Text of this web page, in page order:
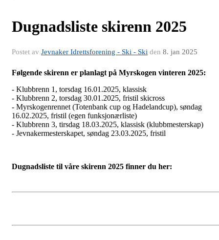
Dugnadsliste skirenn 2025
Postet av Jevnaker Idrettsforening - Ski - Ski den 8. jan 2025
Følgende skirenn er planlagt på Myrskogen vinteren 2025:
- Klubbrenn 1, torsdag 16.01.2025, klassisk
- Klubbrenn 2, torsdag 30.01.2025, fristil skicross
- Myrskogenrennet (Totenbank cup og Hadelandcup), søndag
16.02.2025, fristil (egen funksjonærliste)
- Klubbrenn 3, tirsdag 18.03.2025, klassisk (klubbmesterskap)
- Jevnakermesterskapet, søndag 23.03.2025, fristil
Dugnadsliste til våre skirenn 2025 finner du her: